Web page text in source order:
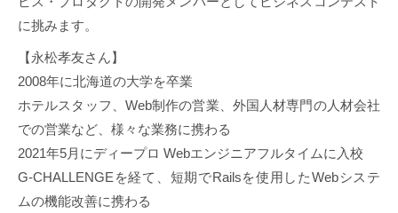
に挑みます。
【永松孝友さん】
2008年に北海道の大学を卒業
ホテルスタッフ、Web制作の営業、外国人材専門の人材会社
での営業など、様々な業務に携わる
2021年5月にディープロ Webエンジニアフルタイムに入校
G-CHALLENGEを経て、短期でRailsを使用したWebシステ
ムの機能改善に携わる